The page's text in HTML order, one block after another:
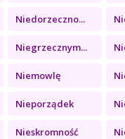
Niedorzeczno...
Niegrzecznym...
Niemowlę
Nieporządek
Nieskromność